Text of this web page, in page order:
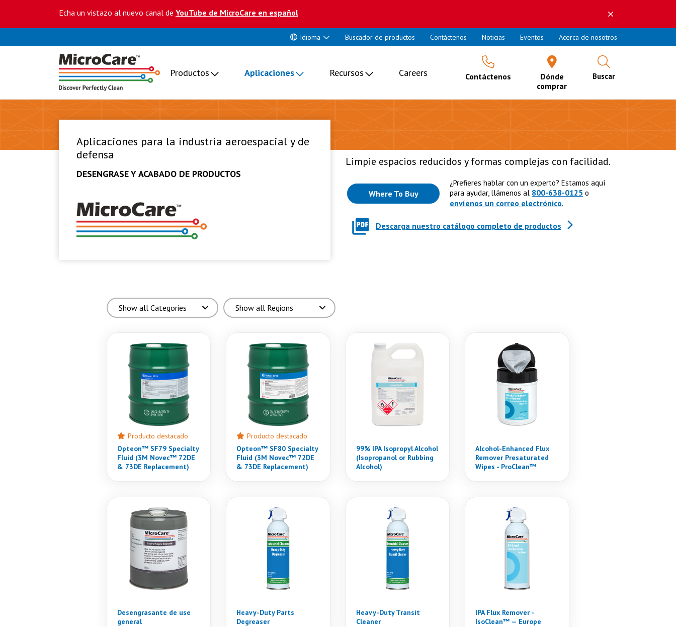
Echa un vistazo al nuevo canal de YouTube de MicroCare en español
Idioma Buscador de productos Contáctenos Noticias Eventos Acerca de nosotros
Productos Aplicaciones Recursos Careers Contáctenos
Dónde
comprar
Buscar
Aplicaciones para la industria aeroespacial y de
defensa
DESENGRASE Y ACABADO DE PRODUCTOS
Limpie espacios reducidos y formas complejas con facilidad.
Where To Buy
¿Prefieres hablar con un experto? Estamos aquí
para ayudar, llámenos al 800-638-0125 o
envíenos un correo electrónico.
Descarga nuestro catálogo completo de productos
Producto destacado
Opteon™ SF79 Specialty
Fluid (3M Novec™ 72DE
& 73DE Replacement)
Producto destacado
Opteon™ SF80 Specialty
Fluid (3M Novec™ 72DE
& 73DE Replacement)
99% IPA Isopropyl Alcohol
(Isopropanol or Rubbing
Alcohol)
Alcohol-Enhanced Flux
Remover Presaturated
Wipes - ProClean™
Desengrasante de use
general
Heavy-Duty Parts
Degreaser
Heavy-Duty Transit
Cleaner
IPA Flux Remover -
IsoClean™ — Europe